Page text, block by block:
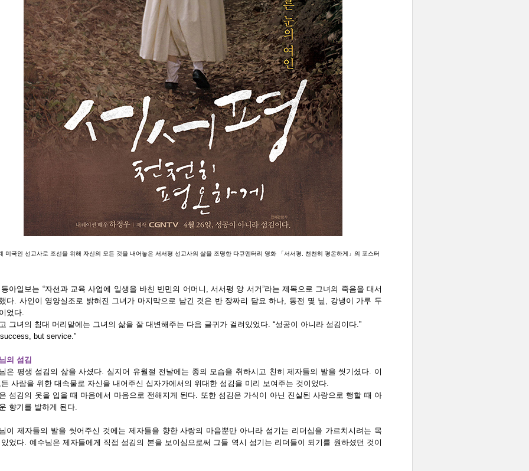
미국인 선교사로 조선을 위해 자신의 모든 것을 내어놓은 서서평 선교사의 삶을 조명한 다큐멘터리 영화 「서서평, 천천히 평온하게」의 포스터
아일보는 “자선과 교육 사업에 일생을 바친 빈민의 어머니, 서서평 양 서거”라는 제목으로 그녀의 죽음을 대서
다. 사인이 영양실조로 밝혀진 그녀가 마지막으로 남긴 것은 반 장짜리 담요 하나, 동전 몇 닢, 강냉이 가루 두
었다.
그녀의 침대 머리맡에는 그녀의 삶을 잘 대변해주는 다음 글귀가 걸려있었다. “성공이 아니라 섬김이다.”
but service.”
의 섬김
은 평생 섬김의 삶을 사셨다. 심지어 유월절 전날에는 종의 모습을 취하시고 친히 제자들의 발을 씻기셨다. 이
사람을 위한 대속물로 자신을 내어주신 십자가에서의 위대한 섬김을 미리 보여주는 것이었다.
섬김의 옷을 입을 때 마음에서 마음으로 전해지게 된다. 또한 섬김은 가식이 아닌 진실된 사랑으로 행할 때 아
향기를 발하게 된다.
이 제자들의 발을 씻어주신 것에는 제자들을 향한 사랑의 마음뿐만 아니라 섬기는 리더십을 가르치시려는 목
었다. 예수님은 제자들에게 직접 섬김의 본을 보이심으로써 그들 역시 섬기는 리더들이 되기를 원하셨던 것이